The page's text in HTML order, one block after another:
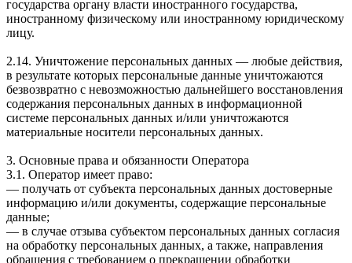
государства органу власти иностранного государства,
иностранному физическому или иностранному юридическому
лицу.
2.14. Уничтожение персональных данных — любые действия,
в результате которых персональные данные уничтожаются
безвозвратно с невозможностью дальнейшего восстановления
содержания персональных данных в информационной
системе персональных данных и/или уничтожаются
материальные носители персональных данных.
3. Основные права и обязанности Оператора
3.1. Оператор имеет право:
— получать от субъекта персональных данных достоверные
информацию и/или документы, содержащие персональные
данные;
— в случае отзыва субъектом персональных данных согласия
на обработку персональных данных, а также, направления
обращения с требованием о прекращении обработки